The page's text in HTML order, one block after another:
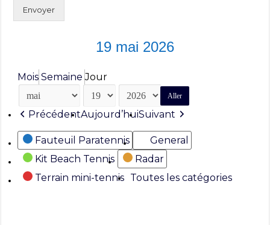
Envoyer
19 mai 2026
Mois Semaine Jour
Mois
Jour
Année
PrécédentAujourd’huiSuivant
Catégories
Fauteuil Paratennis
General
Kit Beach Tennis
Radar
Terrain mini-tennis Toutes les catégories